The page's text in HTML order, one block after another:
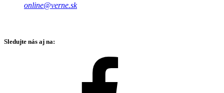
online@verne.sk
Sledujte nás aj na: